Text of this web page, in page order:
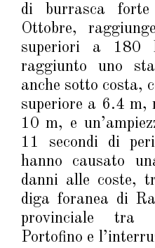
di burrasca
Ottobre,
superiori a
raggiunto uno
anche sotto costa,
superiore a 6.4 m,
10 m, e
11 secondi di
hanno causato
danni alle coste,
diga foranea di
provinciale tra
Portofino e